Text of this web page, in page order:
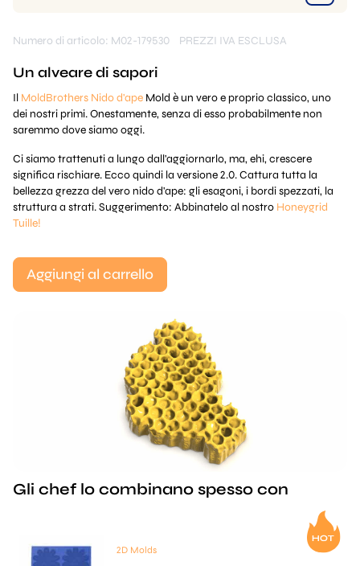
Numero di articolo: M02-179530 PREZZI IVA ESCLUSA
Un alveare di sapori
Il MoldBrothers Nido d'ape Mold è un vero e proprio classico, uno
dei nostri primi. Onestamente, senza di esso probabilmente non
saremmo dove siamo oggi.
Ci siamo trattenuti a lungo dall'aggiornarlo, ma, ehi, crescere
significa rischiare. Ecco quindi la versione 2.0. Cattura tutta la
bellezza grezza del vero nido d'ape: gli esagoni, i bordi spezzati, la
struttura a strati. Suggerimento: Abbinatelo al nostro Honeygrid
Tuille!
Aggiungi al carrello
Gli chef lo combinano spesso con
2D Molds